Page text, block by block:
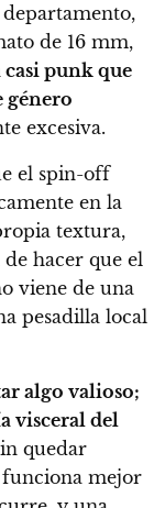
de 16 mm,
casi punk que
género
excesiva.
el spin-off
en la
textura,
hacer que el
viene de una
pesadilla local
algo valioso;
visceral del
quedar
mejor